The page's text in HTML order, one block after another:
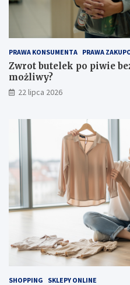
PRAWA KONSUMENTA PRAWA
Zwrot butelek po piwie
możliwy?
22 lipca 2026
SHOPPING SKLEPY ONLINE